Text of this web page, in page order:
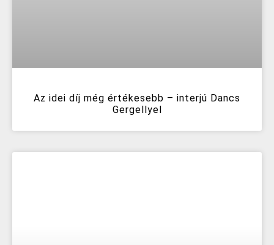
Az idei díj még értékesebb – interjú Dancs
Gergellyel